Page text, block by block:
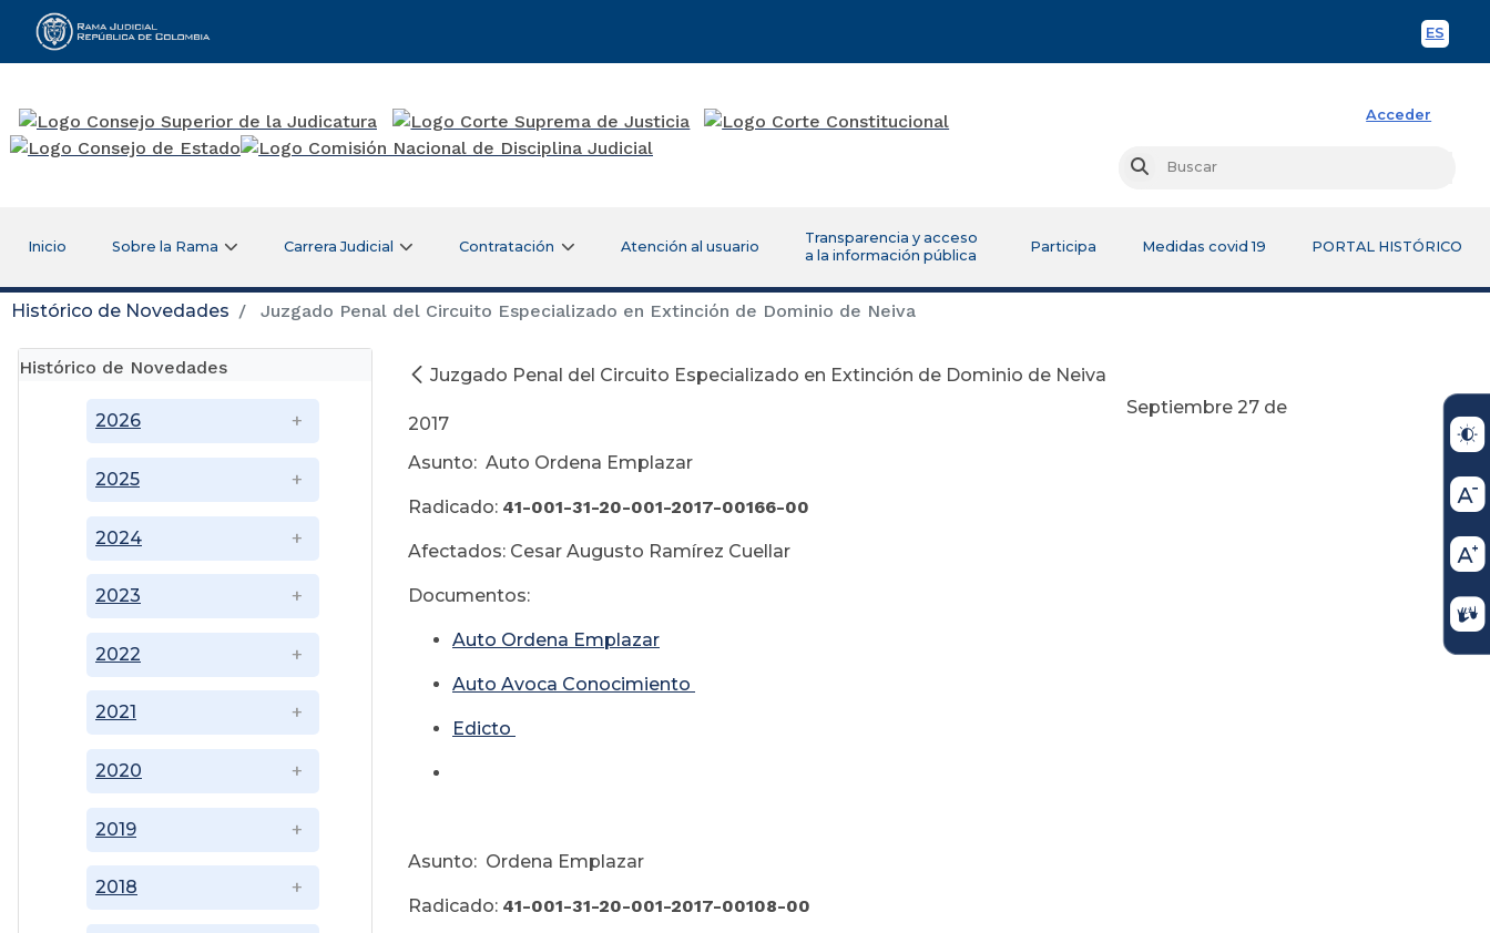
ES
Rama Judicial
Acceder
Buscar
Inicio Sobre la Rama Carrera Judicial Contratación Atención al usuario
Transparencia y acceso
a la información pública
Participa Medidas covid 19 PORTAL HISTÓRICO
Histórico de Novedades Juzgado Penal del Circuito Especializado en Extinción de Dominio de Neiva
Histórico de Novedades
2018
2019
2020
2021
2022
2023
2024
2025
2026
Juzgado Penal del Circuito Especializado en Extinción de Dominio de Neiva
Septiembre 27 de
2017
Asunto: Auto Ordena Emplazar
Radicado: 41-001-31-20-001-2017-00166-00
Afectados: Cesar Augusto Ramírez Cuellar
Documentos:
Auto Ordena Emplazar
Auto Avoca Conocimiento
Edicto
Asunto: Ordena Emplazar
Radicado: 41-001-31-20-001-2017-00108-00